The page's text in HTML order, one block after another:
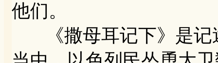
他们。
《撒母耳记下》是记